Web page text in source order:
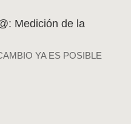
Medición de la
YA ES POSIBLE